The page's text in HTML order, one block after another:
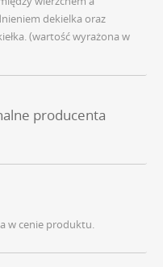
dekielka oraz
(wartość wyrażona w
producenta
w cenie produktu.